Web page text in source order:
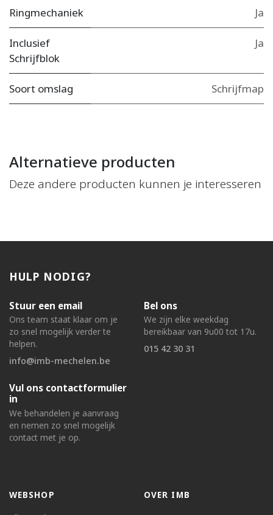
Ringmechaniek Ja
Inclusief
Schrijfblok
Ja
Soort omslag Schrijfmap
Alternatieve producten
Deze andere producten kunnen je interesseren
HULP NODIG?
Stuur een email
Ons team staat klaar om je
zo snel mogelijk verder te
helpen.
info@imb-mechelen.be
Bel ons
We zijn elke weekdag
bereikbaar van 9u00 tot 17u.
015 42 30 31
Vul ons contactformulier
in
We behandelen je aanvraag
en nemen zo snel mogelijk
contact met je op.
WEBSHOP
OVER IMB